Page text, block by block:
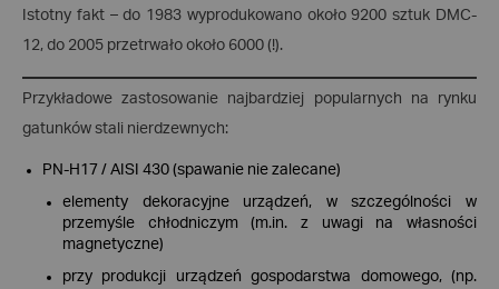
Istotny fakt – do 1983 wyprodukowano około 9200 sztuk DMC-
12, do 2005 przetrwało około 6000 (!).
Przykładowe zastosowanie najbardziej popularnych na rynku
gatunków stali nierdzewnych:
PN-H17 / AISI 430 (spawanie nie zalecane)
elementy dekoracyjne urządzeń, w szczególności w
przemyśle chłodniczym (m.in. z uwagi na własności
magnetyczne)
przy produkcji urządzeń gospodarstwa domowego, (np.